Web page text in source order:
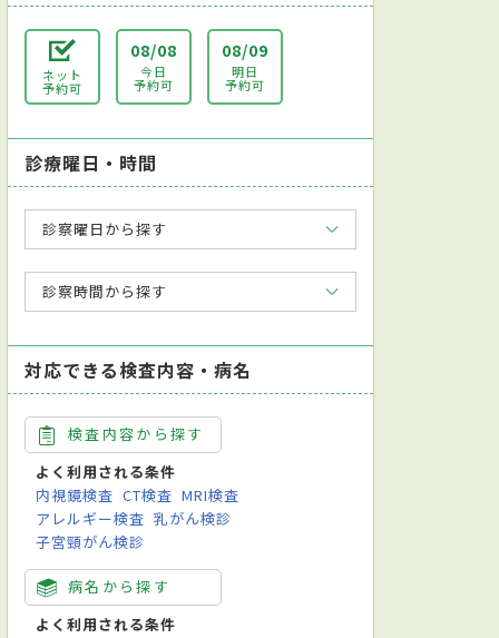
ネット
予約可
08/08
今日
予約可
08/09
明日
予約可
診療曜日・時間
診察曜日から探す
診察時間から探す
対応できる検査内容・病名
検査内容から探す
よく利用される条件
内視鏡検査 CT検査 MRI検査
アレルギー検査 乳がん検診
子宮頸がん検診
病名から探す
よく利用される条件